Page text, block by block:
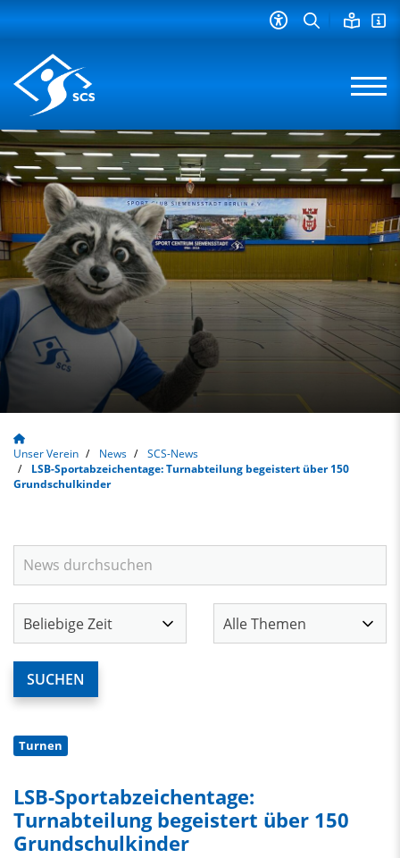
Unser Verein News
SCS-News
LSB-Sportabzeichentage: Turnabteilung begeistert über 150
Grundschulkinder
Turnen
LSB-Sportabzeichentage:
Turnabteilung begeistert über 150
Grundschulkinder